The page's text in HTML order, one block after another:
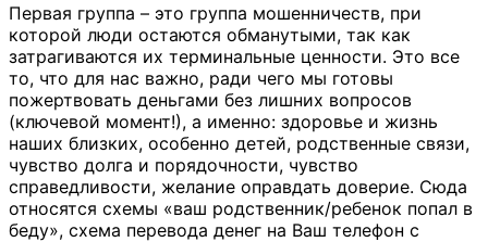
Первая группа – это группа мошенничеств, при
которой люди остаются обманутыми, так как
затрагиваются их терминальные ценности. Это все
то, что для нас важно, ради чего мы готовы
пожертвовать деньгами без лишних вопросов
(ключевой момент!), а именно: здоровье и жизнь
наших близких, особенно детей, родственные связи,
чувство долга и порядочности, чувство
справедливости, желание оправдать доверие. Сюда
относятся схемы «ваш родственник/ребенок попал в
беду», схема перевода денег на Ваш телефон с